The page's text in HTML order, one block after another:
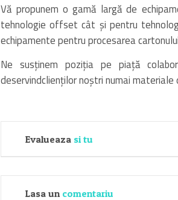
Vă propunem o gamă largă de
tehnologie offset cât şi pentru
echipamente pentru procesarea
Ne susţinem poziţia pe piaţă
deservindclienţilor noştri numai
Evalueaza si tu
Lasa un comentariu